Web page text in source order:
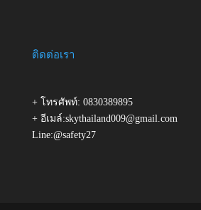
ติดต่อเรา
+ โทรศัพท์: 0830389895
+ อีเมล์:skythailand009@gmail.com
Line:@safety27